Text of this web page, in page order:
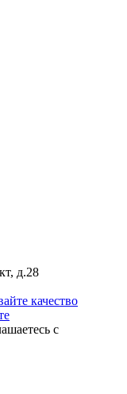
д.28
с